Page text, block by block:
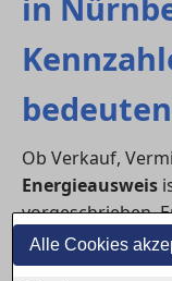
Alle Cookies
bedeuten
Ob Verkauf,
Energieausweis
vorgeschrieben.
Gebäude ist,
in in Nürnberg,